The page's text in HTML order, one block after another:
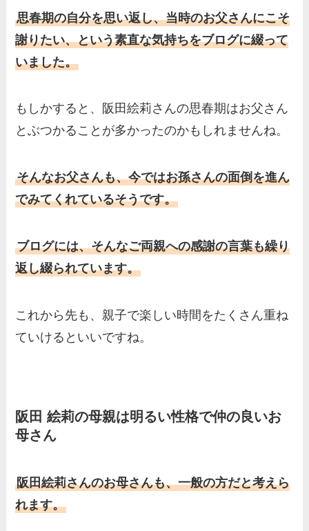
思春期の自分を思い返し、当時のお父さんにこそ
謝りたい、という素直な気持ちをブログに綴って
いました。
もしかすると、阪田絵莉さんの思春期はお父さん
とぶつかることが多かったのかもしれませんね。
そんなお父さんも、今ではお孫さんの面倒を進ん
でみてくれているそうです。
ブログには、そんなご両親への感謝の言葉も繰り
返し綴られています。
これから先も、親子で楽しい時間をたくさん重ね
ていけるといいですね。
阪田 絵莉の母親は明るい性格で仲の良いお
母さん
阪田絵莉さんのお母さんも、一般の方だと考えら
れます。